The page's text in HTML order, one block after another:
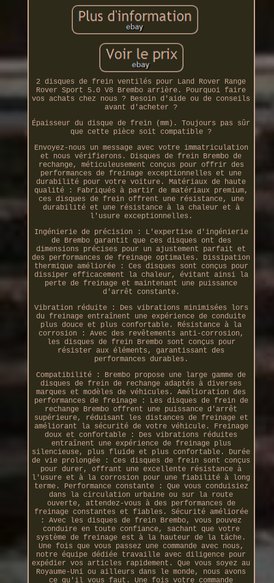
2 disques de frein ventilés pour Land Rover Range
Rover Sport 5.0 V8 Brembo arrière. Pourquoi faire
vos achats chez nous ? Besoin d'aide ou de conseils
avant d'acheter ?
Épaisseur du disque de frein (mm). Toujours pas sûr
que cette pièce soit compatible ?
Envoyez-nous un message avec votre immatriculation
et nous vérifierons. Disques de frein Brembo de
rechange, méticuleusement conçus pour offrir des
performances de freinage exceptionnelles et une
durabilité pour votre voiture. Matériaux de haute
qualité : Fabriqués à partir de matériaux premium,
ces disques de frein offrent une résistance, une
durabilité et une résistance à la chaleur et à
l'usure exceptionnelles.
Ingénierie de précision : L'expertise d'ingénierie
de Brembo garantit que ces disques ont des
dimensions précises pour un ajustement parfait et
des performances de freinage optimales. Dissipation
thermique améliorée : Ces disques sont conçus pour
dissiper efficacement la chaleur, évitant ainsi la
perte de freinage et maintenant une puissance
d'arrêt constante.
Vibration réduite : Des vibrations minimisées lors
du freinage entraînent une expérience de conduite
plus douce et plus confortable. Résistance à la
corrosion : Avec des revêtements anti-corrosion,
les disques de frein Brembo sont conçus pour
résister aux éléments, garantissant des
performances durables.
Compatibilité : Brembo propose une large gamme de
disques de frein de rechange adaptés à diverses
marques et modèles de véhicules. Amélioration des
performances de freinage : Les disques de frein de
rechange Brembo offrent une puissance d'arrêt
supérieure, réduisant les distances de freinage et
améliorant la sécurité de votre véhicule. Freinage
doux et confortable : Des vibrations réduites
entraînent une expérience de freinage plus
silencieuse, plus fluide et plus confortable. Durée
de vie prolongée : Ces disques de frein sont conçus
pour durer, offrant une excellente résistance à
l'usure et à la corrosion pour une fiabilité à long
terme. Performance constante : Que vous conduisiez
dans la circulation urbaine ou sur la route
ouverte, attendez-vous à des performances de
freinage constantes et fiables. Sécurité améliorée
: Avec les disques de frein Brembo, vous pouvez
conduire en toute confiance, sachant que votre
système de freinage est à la hauteur de la tâche.
Une fois que vous passez une commande avec nous,
notre équipe dédiée travaille avec diligence pour
expédier vos articles rapidement. Que vous soyez au
Royaume-Uni ou ailleurs dans le monde, nous avons
ce qu'il vous faut. Une fois votre commande